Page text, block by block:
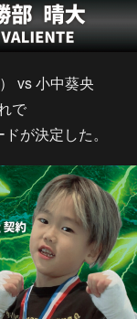
vs 小中葵央
で
が決定した。